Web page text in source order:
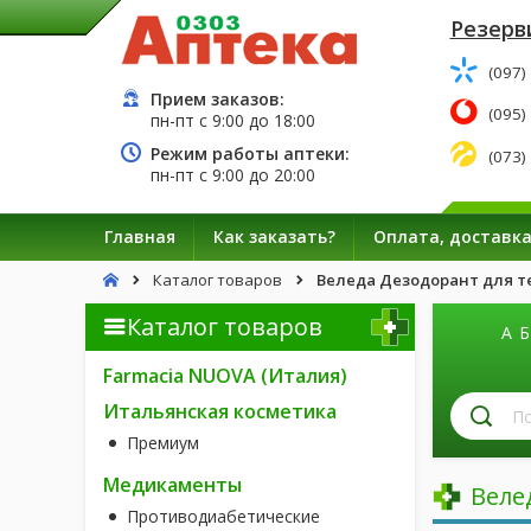
Прием заказов:
пн-пт с9:00 до 18:00
Режим работы аптеки:
пн-пт с9:00 до 20:00
(097)
(095)
(073)
Главная Как заказать? Оплата, доставка
Каталог товаров Веледа Дезодорант для
Каталог товаров
Farmacia NUOVA (Италия)
Итальянская косметика
Премиум
Медикаменты
Противодиабетические
А Б